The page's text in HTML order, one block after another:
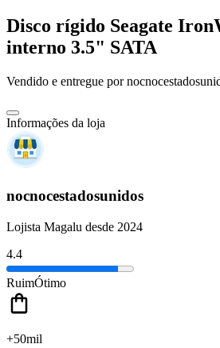
Disco rígido Seagate
interno 3.5" SATA
Vendido e entregue por
Informações da loja
nocnocestadosunidos
Lojista Magalu desde 2024
4.4
RuimÓtimo
+50mil